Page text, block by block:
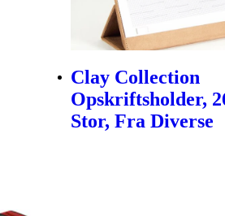
Clay Collection
Opskriftsholder,
Stor, Fra Diverse